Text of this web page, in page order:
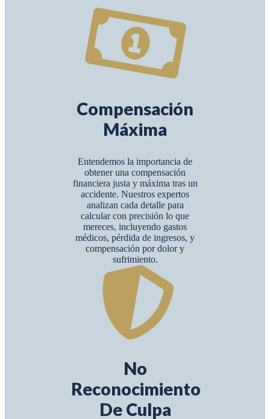
Compensación
Máxima
Entendemos la importancia de
obtener una compensación
financiera justa y máxima tras un
accidente. Nuestros expertos
analizan cada detalle para
calcular con precisión lo que
mereces, incluyendo gastos
médicos, pérdida de ingresos, y
compensación por dolor y
sufrimiento.
No
Reconocimiento
De Culpa